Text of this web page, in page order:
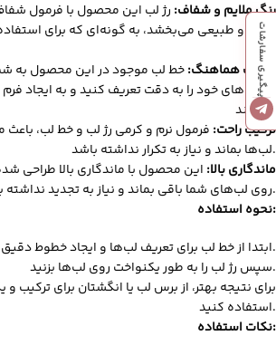
رنگ ملایم و شفاف: رژ لب این محصول با فرمول
ملایم و طبیعی می‌بخشد، به گونه‌ای که برای
خط لب هماهنگ:خط لب موجود در این محصول به
که لب‌های خود را به دقت تعریف کنید و به ایجاد
می‌کند.
ترکیب راحت: فرمول نرم و کرمی رژ لب و خط لب،
لب‌ها بماند و نیاز به تکرار نداشته باشد.
ماندگاری بالا: این محصول با ماندگاری بالا طراحی
روی لب‌های شما باقی بماند و نیاز به تجدید نداشته باشد.
نحوه استفاده:
ابتدا از خط لب برای تعریف لب‌ها و ایجاد خطوط دقیق استفاده کنید.
سپس رژ لب را به طور یکنواخت روی لب‌ها بزنید.
برای نتیجه بهتر، از برس لب یا انگشتان برای ترکیب
استفاده کنید.
نکات استفاده:
پیگیری سفارشات